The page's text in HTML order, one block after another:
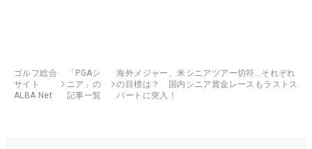
ゴルフ総合
サイト
ALBA Net
「PGAシ
ニア」の
記事一覧
海外メジャー、米シニアツアー切符…それぞれ
の目標は？ 国内シニア賞金レースもラストス
パートに突入！